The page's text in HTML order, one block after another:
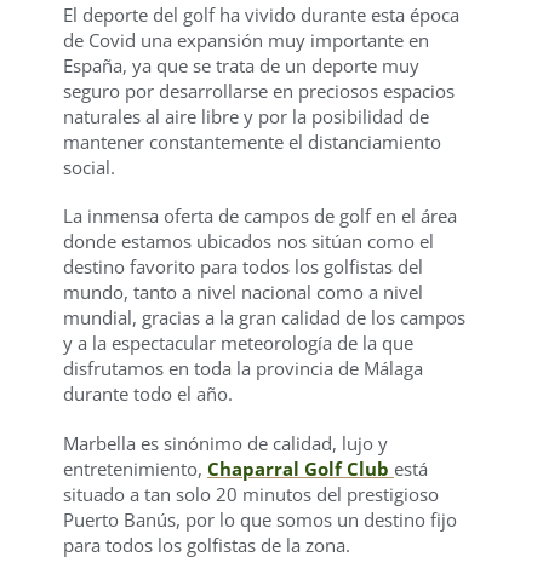
El deporte del golf ha vivido durante esta época
de Covid una expansión muy importante en
España, ya que se trata de un deporte muy
seguro por desarrollarse en preciosos espacios
naturales al aire libre y por la posibilidad de
mantener constantemente el distanciamiento
social.
La inmensa oferta de campos de golf en el área
donde estamos ubicados nos sitúan como el
destino favorito para todos los golfistas del
mundo, tanto a nivel nacional como a nivel
mundial, gracias a la gran calidad de los campos
y a la espectacular meteorología de la que
disfrutamos en toda la provincia de Málaga
durante todo el año.
Marbella es sinónimo de calidad, lujo y
entretenimiento, Chaparral Golf Club está
situado a tan solo 20 minutos del prestigioso
Puerto Banús, por lo que somos un destino fijo
para todos los golfistas de la zona.